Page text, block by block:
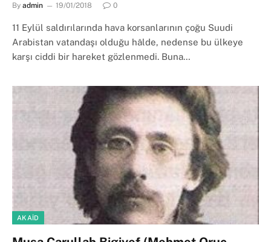
By admin 19/01/2018 0
11 Eylül saldırılarında hava korsanlarının çoğu Suudi
Arabistan vatandaşı olduğu hâlde, nedense bu ülkeye
karşı ciddi bir hareket gözlenmedi. Buna…
AKAID